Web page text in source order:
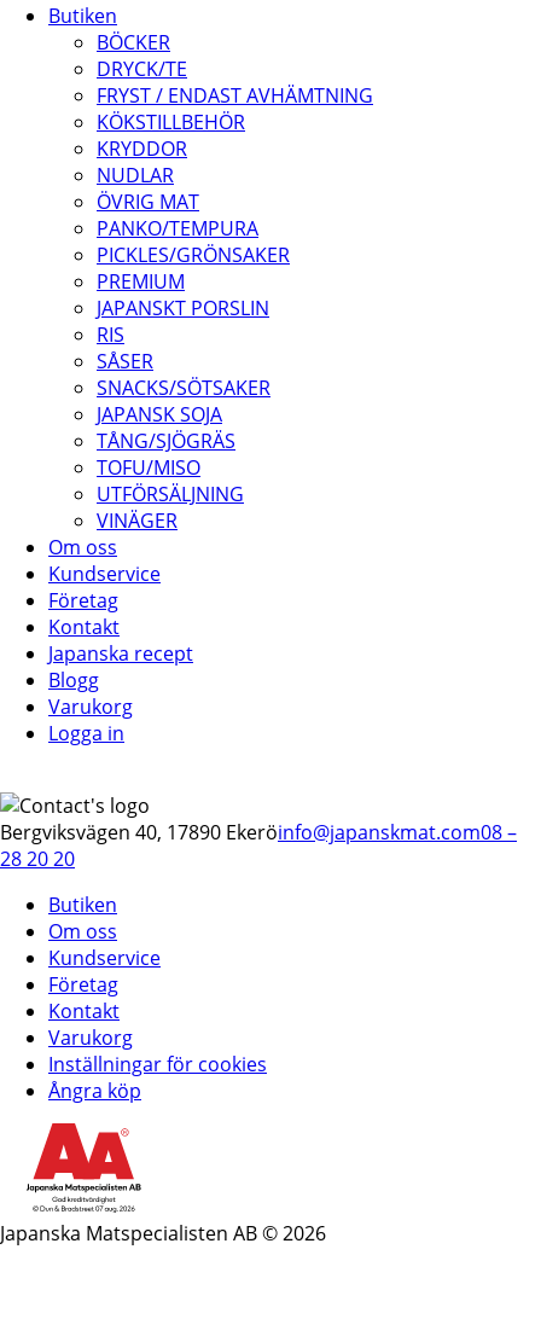
Butiken
BÖCKER
DRYCK/TE
FRYST / ENDAST AVHÄMTNING
KÖKSTILLBEHÖR
KRYDDOR
NUDLAR
ÖVRIG MAT
PANKO/TEMPURA
PICKLES/GRÖNSAKER
PREMIUM
JAPANSKT PORSLIN
RIS
SÅSER
SNACKS/SÖTSAKER
JAPANSK SOJA
TÅNG/SJÖGRÄS
TOFU/MISO
UTFÖRSÄLJNING
VINÄGER
Om oss
Kundservice
Företag
Kontakt
Japanska recept
Blogg
Varukorg
Logga in
Bergviksvägen 40, 17890 Ekeröinfo@japanskmat.com08 –
28 20 20
Butiken
Om oss
Kundservice
Företag
Kontakt
Varukorg
Inställningar för cookies
Ångra köp
Japanska Matspecialisten AB © 2026